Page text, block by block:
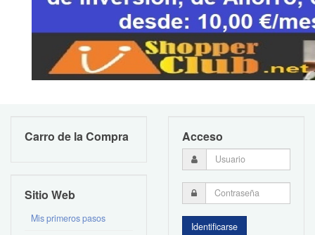
Carro de la Compra
Sitio Web
Mis primeros pasos
Acceso